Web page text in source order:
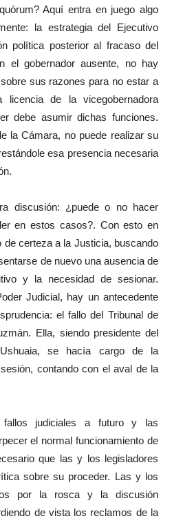
Aquí entra en juego algo
la estrategia del Ejecutivo
política posterior al fracaso del
el gobernador ausente, no hay
sus razones para no estar a
de la vicegobernadora
debe asumir dichas funciones.
la Cámara, no puede realizar su
esa presencia necesaria
discusión: ¿puede o no hacer
en estos casos?. Con esto en
de certeza a la Justicia, buscando
de nuevo una ausencia de
y la necesidad de sesionar.
Judicial, hay un antecedente
el fallo del Tribunal de
Ella, siendo presidente del
se hacía cargo de la
contando con el aval de la
judiciales a futuro y las
el normal funcionamiento de
que las y los legisladores
sobre su proceder. Las y los
por la rosca y la discusión
de vista los reclamos de la